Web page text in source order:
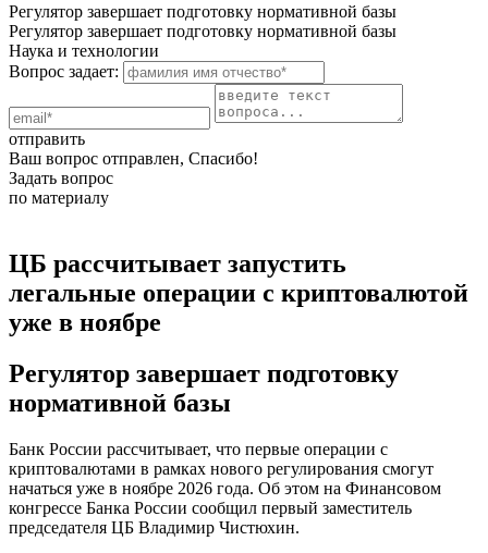
Регулятор завершает подготовку нормативной базы
Регулятор завершает подготовку нормативной базы
Наука и технологии
Вопрос задает:
отправить
Ваш вопрос отправлен, Спасибо!
Задать вопрос
по материалу
ЦБ рассчитывает запустить
легальные операции с криптовалютой
уже в ноябре
Регулятор завершает подготовку
нормативной базы
Банк России рассчитывает, что первые операции с
криптовалютами в рамках нового регулирования смогут
начаться уже в ноябре 2026 года. Об этом на Финансовом
конгрессе Банка России сообщил первый заместитель
председателя ЦБ Владимир Чистюхин.